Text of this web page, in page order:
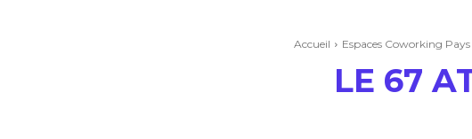
Accueil Espaces Coworking Pays
LE 67